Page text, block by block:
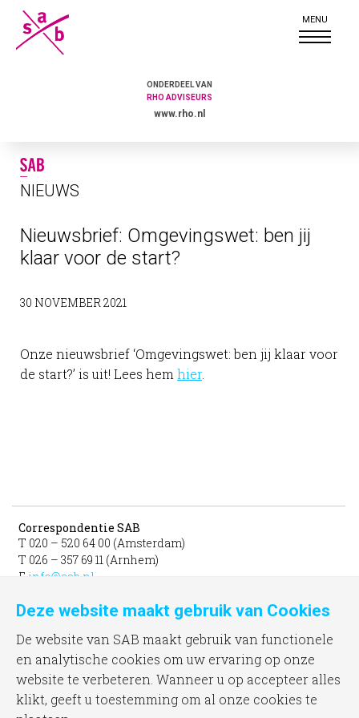
ONDERDEEL VAN
RHO ADVISEURS
www.rho.nl
NIEUWS
Nieuwsbrief: Omgevingswet: ben jij
klaar voor de start?
30 NOVEMBER 2021
Onze nieuwsbrief ‘Omgevingswet: ben jij klaar voor
de start?’ is uit! Lees hem hier.
Correspondentie SAB
T 020 – 520 64 00 (Amsterdam)
T 026 – 357 69 11 (Arnhem)
E info@sab.nl
Bezoekadres Amsterdam
gevestigd in het INIT
unit 331b
Jacob Bontiusplaats 9
1018 LL Amsterdam
Deze website maakt gebruik van Cookies
De website van SAB maakt gebruik van functionele
en analytische cookies om uw ervaring op onze
website te verbeteren. Wanneer u op accepteer alles
klikt, geeft u toestemming om al onze cookies te